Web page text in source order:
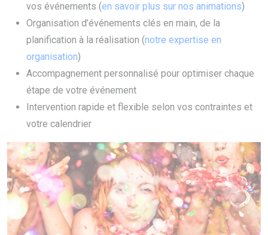
vos événements (en savoir plus sur nos animations)
Organisation d’événements clés en main, de la
planification à la réalisation (notre expertise en
organisation)
Accompagnement personnalisé pour optimiser chaque
étape de votre événement
Intervention rapide et flexible selon vos contraintes et
votre calendrier